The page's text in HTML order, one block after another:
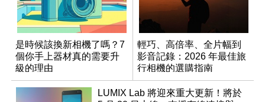
是時候該換新相機了嗎？7
個你手上器材真的需要升
級的理由
輕巧、高倍率、全片幅到
影音記錄：2026 年最佳旅
行相機的選購指南
LUMIX Lab 將迎來重大更新！將於